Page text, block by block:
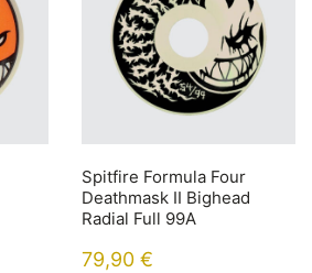
Spitfire Formula Four
Deathmask II Bighead
Radial Full 99A
79,90 €